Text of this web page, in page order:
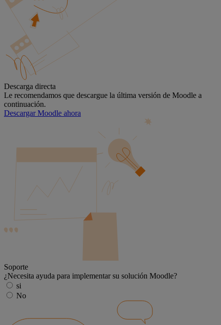
Descarga directa
Le recomendamos que descargue la última versión de Moodle a
continuación.
Descargar Moodle ahora
Soporte
¿Necesita ayuda para implementar su solución Moodle?
si
No